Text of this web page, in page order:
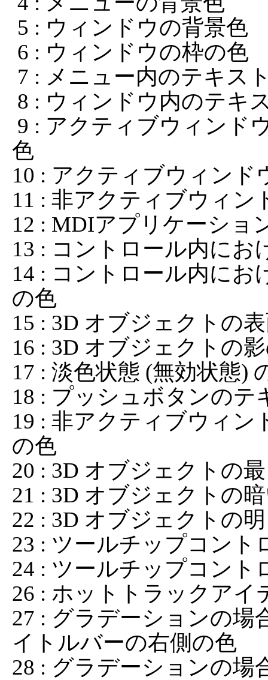
色
10 : アクティブウィンド
11 : 非アクティブウィン
12 : MDIアプリケーショ
13 : コントロール内にお
14 : コントロール内に
の色
15 : 3D オブジェクトの
16 : 3D オブジェクトの
17 : 淡色状態 (無効状態)
18 : プッシュボタンのテ
19 : 非アクティブウィ
の色
20 : 3D オブジェクトの
21 : 3D オブジェクトの
22 : 3D オブジェクトの
23 : ツールチップコント
24 : ツールチップコント
26 : ホットトラックアイ
27 : グラデーションの
イトルバーの右側の色
28 : グラデーションの